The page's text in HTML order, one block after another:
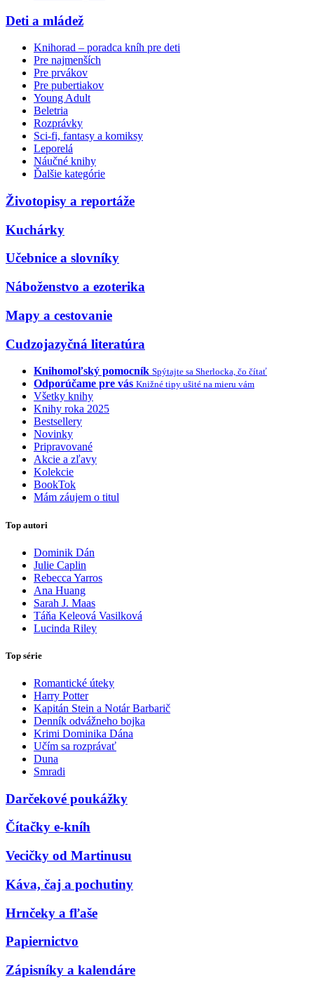
Deti a mládež
Knihorad – poradca kníh pre deti
Pre najmenších
Pre prvákov
Pre pubertiakov
Young Adult
Beletria
Rozprávky
Sci-fi, fantasy a komiksy
Leporelá
Náučné knihy
Ďalšie kategórie
Životopisy a reportáže
Kuchárky
Učebnice a slovníky
Náboženstvo a ezoterika
Mapy a cestovanie
Cudzojazyčná literatúra
Knihomoľský pomocník Spýtajte sa Sherlocka, čo čítať
Odporúčame pre vás Knižné tipy ušité na mieru vám
Všetky knihy
Knihy roka 2025
Bestsellery
Novinky
Pripravované
Akcie a zľavy
Kolekcie
BookTok
Mám záujem o titul
Top autori
Dominik Dán
Julie Caplin
Rebecca Yarros
Ana Huang
Sarah J. Maas
Táňa Keleová Vasilková
Lucinda Riley
Top série
Romantické úteky
Harry Potter
Kapitán Stein a Notár Barbarič
Denník odvážneho bojka
Krimi Dominika Dána
Učím sa rozprávať
Duna
Smradi
Darčekové poukážky
Čítačky e-kníh
Vecičky od Martinusu
Káva, čaj a pochutiny
Hrnčeky a fľaše
Papiernictvo
Zápisníky a kalendáre